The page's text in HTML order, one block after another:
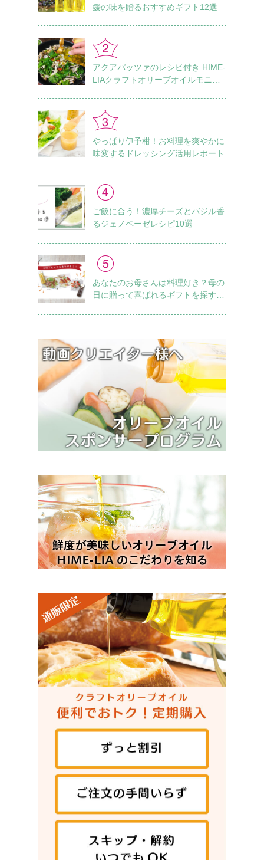
媛の味を贈るおすすめギフト12選
アクアパッツァのレシピ付き HIME-
LIAクラフトオリーブオイルモニタ
やっぱり伊予柑！お料理を爽やかに
味変するドレッシング活用レポート
ご飯に合う！濃厚チーズとバジル香
るジェノベーゼレシピ10選
あなたのお母さんは料理好き？母の
日に贈って喜ばれるギフトを探すチ